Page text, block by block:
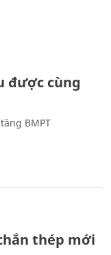
được cùng
BMPT
thép mới